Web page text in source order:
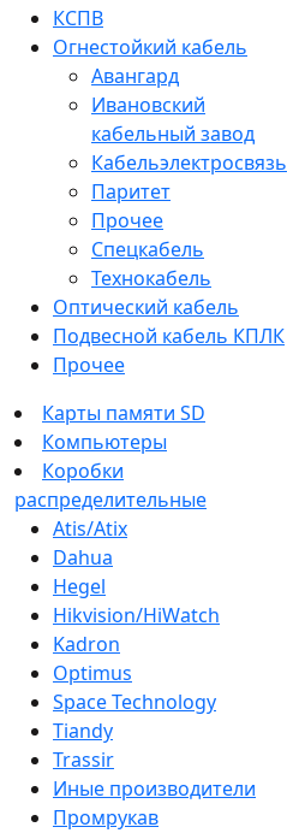
КСПВ
Огнестойкий кабель
Авангард
Ивановский
кабельный завод
Кабельэлектросвязь
Паритет
Прочее
Спецкабель
Технокабель
Оптический кабель
Подвесной кабель КПЛК
Прочее
Карты памяти SD
Компьютеры
Коробки
распределительные
Atis/Atix
Dahua
Hegel
Hikvision/HiWatch
Kadron
Optimus
Space Technology
Tiandy
Trassir
Иные производители
Промрукав